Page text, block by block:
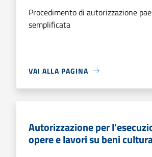
Procedimento di autorizzazione
semplificata
VAI ALLA PAGINA
Autorizzazione per
opere e lavori su beni